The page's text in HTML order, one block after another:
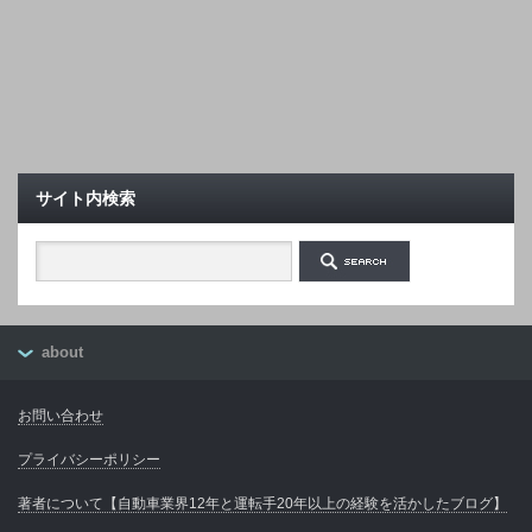
サイト内検索
about
お問い合わせ
プライバシーポリシー
著者について【自動車業界12年と運転手20年以上の経験を活かしたブログ】